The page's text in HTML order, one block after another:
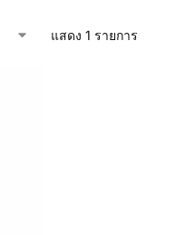
แสดง 1 รายการ